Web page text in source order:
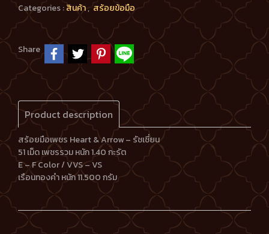
Categories :สินค้า, สร้อยข้อมือ
Share
Product description
สร้อยมือเพชร Heart & Arrow – รัชเชี่ยน
51 เม็ด เพชรรวม หนัก 1.40 กะรัต
E – F Color / VVS – VS
เรือนทองคำ หนัก 11.500 กรัม